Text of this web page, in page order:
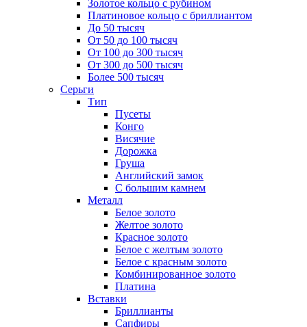
Золотое кольцо с рубином
Платиновое кольцо с бриллиантом
До 50 тысяч
От 50 до 100 тысяч
От 100 до 300 тысяч
От 300 до 500 тысяч
Более 500 тысяч
Серьги
Тип
Пусеты
Конго
Висячие
Дорожка
Груша
Английский замок
С большим камнем
Металл
Белое золото
Желтое золото
Красное золото
Белое с желтым золото
Белое с красным золото
Комбинированное золото
Платина
Вставки
Бриллианты
Сапфиры